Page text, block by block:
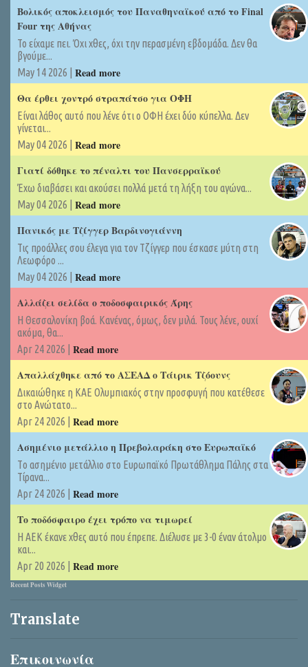
Βολικός αποκλεισμός του Παναθηναϊκού από το Final
Four της Αθήνας
Το είχαμε πει. Όχι χθες, όχι την περασμένη εβδομάδα. Δεν θα
βγούμε...
May 14 2026 | Read more
Θα έρθει χοντρό στραπάτσο για ΟΦΗ
Είναι λάθος αυτό που λένε ότι ο ΟΦΗ έχει δύο κύπελλα. Δεν
γίνεται...
May 04 2026 | Read more
Γιατί δόθηκε το πέναλτι του Πανσερραϊκού
Έχω διαβάσει και ακούσει πολλά μετά τη λήξη του αγώνα...
May 04 2026 | Read more
Πανικός με Τζίγγερ Βαρδινογιάννη
Τις προάλλες σου έλεγα για τον Τζίγγερ που έσκασε μύτη στη
Λεωφόρο ...
May 04 2026 | Read more
Αλλάζει σελίδα ο ποδοσφαιρικός Άρης
Η Θεσσαλονίκη βοά. Κανένας, όμως, δεν μιλά. Τους λένε, ουχί
ακόμα, θα...
Apr 24 2026 | Read more
Απαλλάχθηκε από το ΑΣΕΑΔ ο Τάιρικ Τζόουνς
Δικαιώθηκε η ΚΑΕ Ολυμπιακός στην προσφυγή που κατέθεσε
στο Ανώτατο...
Apr 24 2026 | Read more
Ασημένιο μετάλλιο η Πρεβολαράκη στο Ευρωπαϊκό
Tο ασημένιο μετάλλιο στο Ευρωπαϊκό Πρωτάθλημα Πάλης στα
Τίρανα...
Apr 24 2026 | Read more
Το ποδόσφαιρο έχει τρόπο να τιμωρεί
Η ΑΕΚ έκανε χθες αυτό που έπρεπε. Διέλυσε με 3-0 έναν άτολμο
και...
Apr 20 2026 | Read more
Recent Posts Widget
Translate
Επικοινωνία